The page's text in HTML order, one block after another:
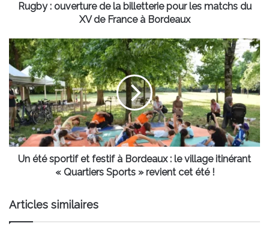
France
à
Bordeaux
Rugby : ouverture de la billetterie pour les matchs du
XV de France à Bordeaux
Un
été
sportif
et
festif
à
Bordeaux
:
le
village
Sports
»
Un été sportif et festif à Bordeaux : le village itinérant
« Quartiers Sports » revient cet été !
Articles similaires